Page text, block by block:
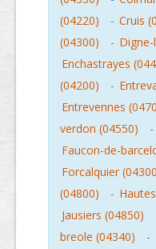
(04220)
- Cruis
(04300)
-
Enchastrayes
(04200)
-
Entrevennes
verdon (04550)
-
Faucon-de-
Forcalquier
(04800)
-
Jausiers (04850)
breole (04340)
-